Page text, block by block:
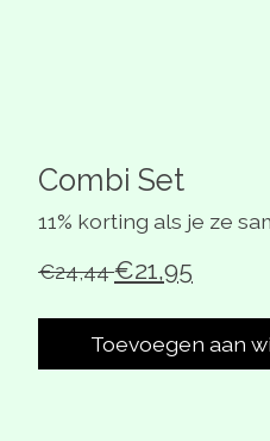
Combi Set
11% korting als je ze
€24,44€21,95
Toevoegen aan